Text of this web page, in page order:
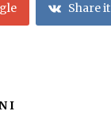
Share it
I